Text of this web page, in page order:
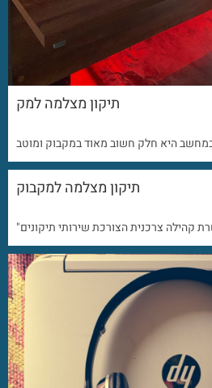
תיקון מצלמה למק
תיקון מצלמה למקבוק